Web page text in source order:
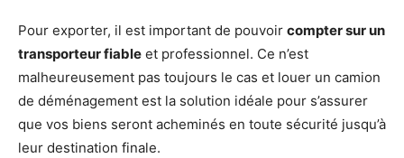
Pour exporter, il est important de pouvoir compter sur un
transporteur fiable et professionnel. Ce n’est
malheureusement pas toujours le cas et louer un camion
de déménagement est la solution idéale pour s’assurer
que vos biens seront acheminés en toute sécurité jusqu’à
leur destination finale.